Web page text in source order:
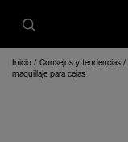
Inicio Consejos y tendencias
maquillaje para cejas